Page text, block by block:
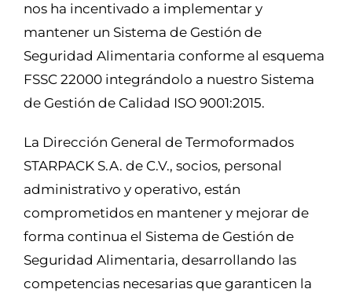
nos ha incentivado a implementar y
mantener un Sistema de Gestión de
Seguridad Alimentaria conforme al esquema
FSSC 22000 integrándolo a nuestro Sistema
de Gestión de Calidad ISO 9001:2015.
La Dirección General de Termoformados
STARPACK S.A. de C.V., socios, personal
administrativo y operativo, están
comprometidos en mantener y mejorar de
forma continua el Sistema de Gestión de
Seguridad Alimentaria, desarrollando las
competencias necesarias que garanticen la